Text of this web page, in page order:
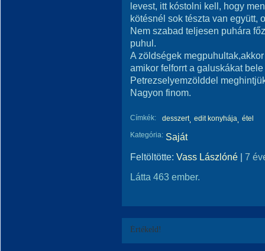
levest, itt kóstolni kell, hogy
kötésnél sok tészta van együtt,
Nem szabad teljesen puhára
puhul.
A zöldségek
amikor felforrt a galuskákat
Petrezselyemzölddel
Nagyon finom.
Címkék: desszert edit konyhája étel
Kategória: Saját
Feltöltötte: Vass Lászlóné | 7
Látta 463 ember.
Értékeld!